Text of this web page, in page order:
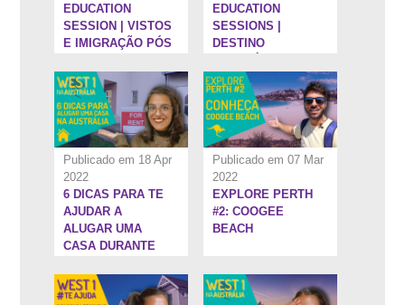
EDUCATION
SESSION | VISTOS
E IMIGRAÇÃO PÓS
SUPERIOR NA
AUSTRÁLIA - #3
EDUCATION
SESSIONS |
DESTINO
Publicado em 18 Apr
2022
6 DICAS PARA TE
AJUDAR A
ALUGAR UMA
CASA DURANTE
INTERCÂMBIO NA
AUSTRÁLIA
Publicado em 07 Mar
2022
EXPLORE PERTH
#2: COOGEE
BEACH